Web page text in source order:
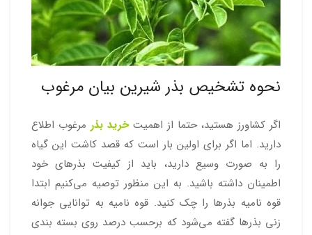
نحوه تشخیص بذر شیرین بیان مرغوب
اگر کشاورز هستید، حتما از اهمیتخرید بذر مرغوب اطلاع
دارید. اما اگر برای اولین بار است که قصد کاشت این گیاه
را به صورت وسیع دارید، باید از کیفیت بذرهای خود
اطمینان داشته باشید. به این منظور توصیه می‌کنیم ابتدا
قوه نامیه بذرها را چک کنید. قوه نامیه به توانایی جوانه
زنی بذرها گفته می‌شود که برحسب درصد روی بسته بندی